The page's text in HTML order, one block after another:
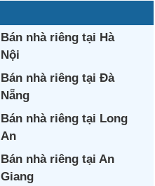
Bán nhà riêng tại Hà
Nội
Bán nhà riêng tại Đà
Nẵng
Bán nhà riêng tại Long
An
Bán nhà riêng tại An
Giang